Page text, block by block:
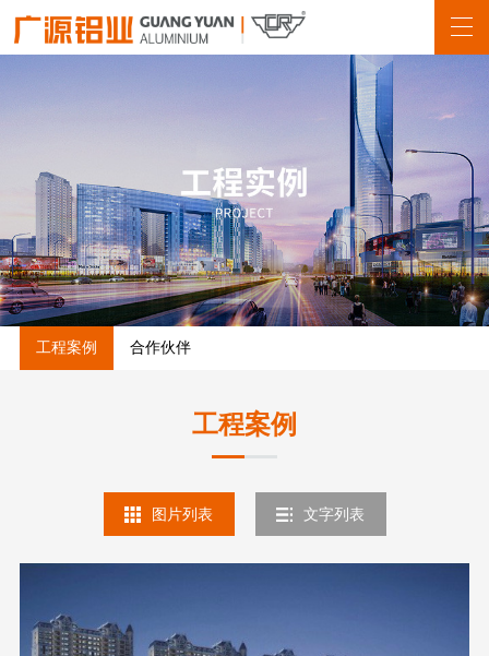
工程案例 合作伙伴
工程案例
图片列表 文字列表